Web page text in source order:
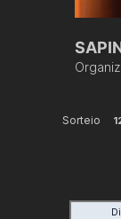
Sorteio